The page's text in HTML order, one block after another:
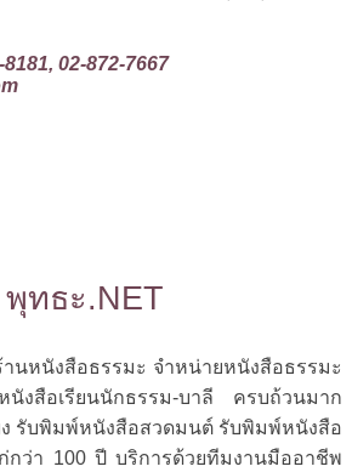
02-872-7667
พุทธะ.NET
านหนังสือธรรมะ จำหน่ายหนังสือธรรมะ
งสือเรียนนักธรรม-บาลี ครบถ้วนมาก
ง รับพิมพ์หนังสือสวดมนต์ รับพิมพ์หนังสือ
กว่า 100 ปี บริการด้วยทีมงานมืออาชีพ